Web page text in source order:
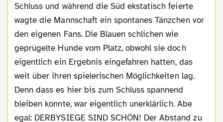
Schluss und während die Süd ekstatisch feierte
wagte die Mannschaft ein spontanes Tänzchen vor
den eigenen Fans. Die Blauen schlichen wie
geprügelte Hunde vom Platz, obwohl sie doch
eigentlich ein Ergebnis eingefahren hatten, das
weit über ihren spielerischen Möglichkeiten lag.
Denn dass es hier bis zum Schluss spannend
bleiben konnte, war eigentlich unerklärlich. Abe
egal: DERBYSIEGE SIND SCHÖN! Der Abstand zu